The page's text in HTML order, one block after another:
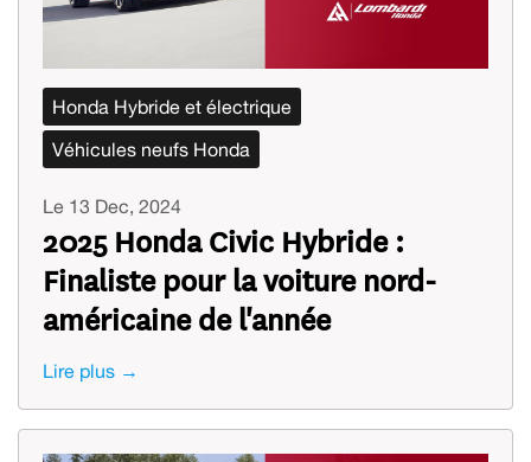
Honda Hybride et électrique
Véhicules neufs Honda
Le 13 Dec, 2024
2025 Honda Civic Hybride :
Finaliste pour la voiture nord-
américaine de l'année
Lire plus →